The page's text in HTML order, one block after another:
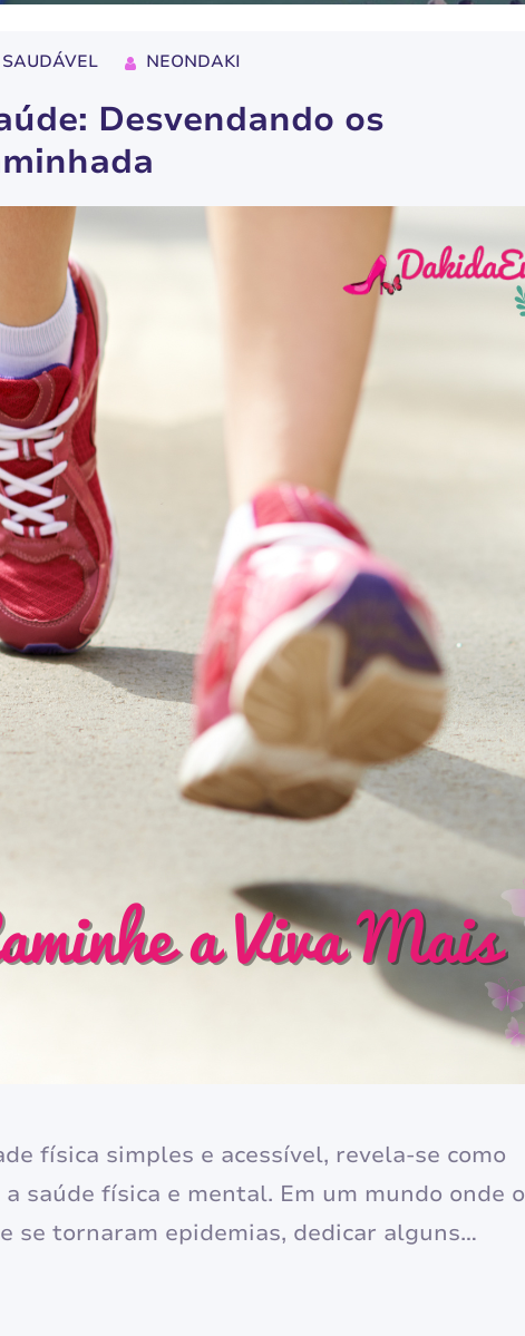
NEONDAKI
Desvendando os
física simples e acessível, revela-se como
saúde física e mental. Em um mundo onde o
se tornaram epidemias, dedicar alguns
de vida. Os benefícios da caminhada se